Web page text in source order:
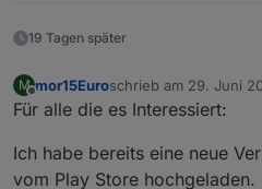
19 Tagen später
M
Offline
mor15Euroschrieb am 29. Juni
zuletzt editiert von
Für alle die es Interessiert:
Ich habe bereits eine neue
vom Play Store